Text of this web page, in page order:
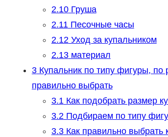
2.10Груша
2.11Песочные часы
2.12Уход за купальником
2.13материал
3Купальник по типу фигуры, по
правильно выбрать
3.1Как подобрать размер
3.2Подбираем по типу
3.3Как правильно выбрать